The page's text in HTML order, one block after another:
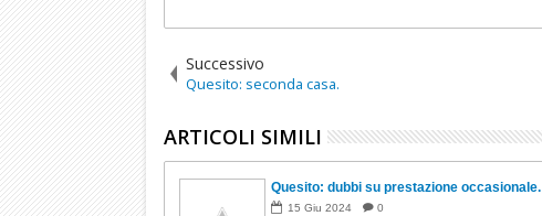
Successivo
Quesito: seconda casa.
ARTICOLI SIMILI
Quesito: dubbi su prestazione occasionale.
15 Giu 2024 0